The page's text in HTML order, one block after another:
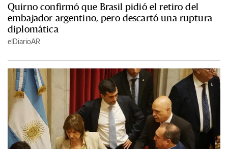
Quirno confirmó que Brasil pidió el retiro del
embajador argentino, pero descartó una ruptura
diplomática
elDiarioAR